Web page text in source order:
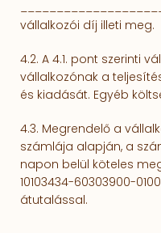
vállalkozói díj illeti meg.
4.2. A 4.1. pont szerinti
vállalkozónak a
és kiadását. Egyéb
4.3. Megrendelő a
számlája alapján, a
napon belül köteles
10103434-60303900-
átutalással.